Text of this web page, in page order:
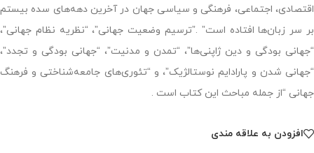
اقتصادی، اجتماعی، فرهنگی و سیاسی جهان در آخرین دهه‌های سده بیستم
بر سر زبان‌ها افتاده است” .”ترسیم وضعیت جهانی”، “نظریه نظام جهانی”،
“جهانی بودگی و دین ژاپنی‌ها”، “تمدن و مدنیت”، “جهانی بودگی و تجدد”،
“جهانی شدن و پارادایم نوستالژیک”، و “تئوری‌های جامعه‌شناختی و فرهنگ
جهانی “از جمله مباحث این کتاب است .
افزودن به علاقه مندی